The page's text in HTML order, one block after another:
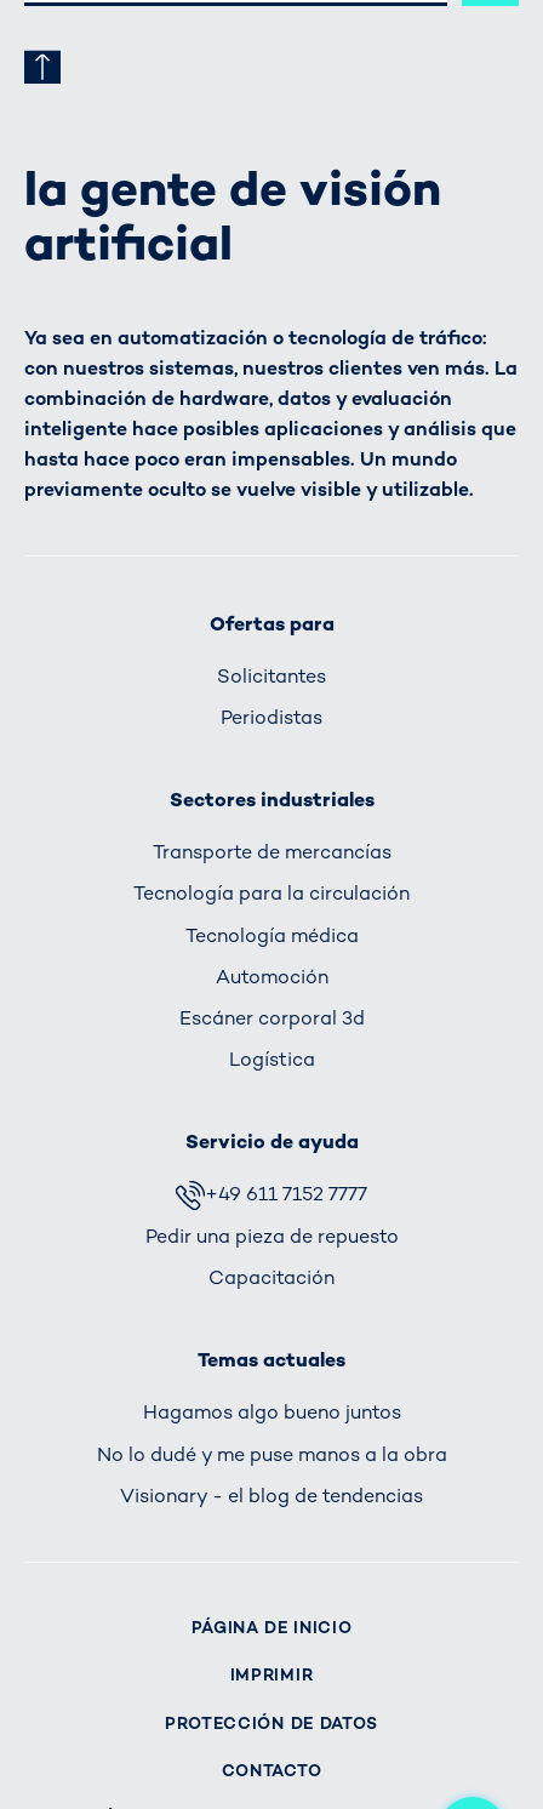
la gente de visión
artificial
Ya sea en automatización o tecnología de tráfico:
con nuestros sistemas, nuestros clientes ven más. La
combinación de hardware, datos y evaluación
inteligente hace posibles aplicaciones y análisis que
hasta hace poco eran impensables. Un mundo
previamente oculto se vuelve visible y utilizable.
Ofertas para
Solicitantes
Periodistas
Sectores industriales
Transporte de mercancías
Tecnología para la circulación
Tecnología médica
Automoción
Escáner corporal 3d
Logística
Servicio de ayuda
+49 611 7152 7777
Pedir una pieza de repuesto
Capacitación
Temas actuales
Hagamos algo bueno juntos
No lo dudé y me puse manos a la obra
Visionary - el blog de tendencias
PÁGINA DE INICIO
IMPRIMIR
PROTECCIÓN DE DATOS
CONTACTO